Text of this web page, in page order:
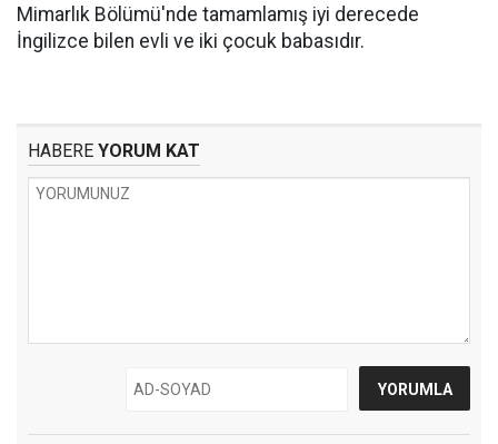
Mimarlık Bölümü'nde tamamlamış iyi derecede
İngilizce bilen evli ve iki çocuk babasıdır.
HABERE YORUM KAT